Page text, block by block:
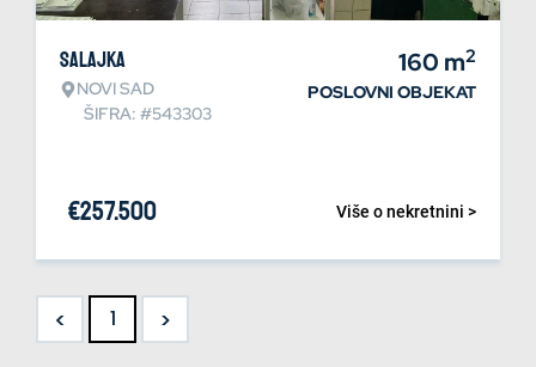
Salajka
NOVI SAD
ŠIFRA: #543303
160 m2
POSLOVNI OBJEKAT
Više o nekretnini >
€257.500
< 1 >